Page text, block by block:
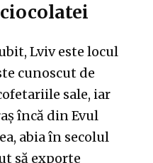
Lviv este locul
cunoscut de
sale, iar
încă din Evul
abia în secolul
să exporte